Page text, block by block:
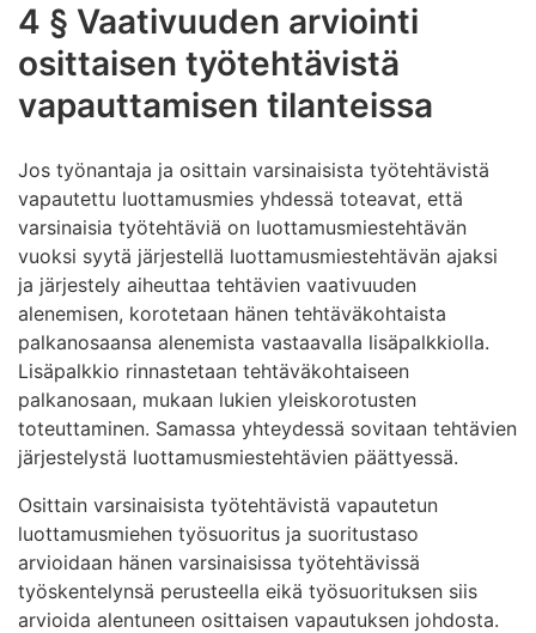
4 § Vaativuuden arviointi
osittaisen työtehtävistä
vapauttamisen tilanteissa
Jos työnantaja ja osittain varsinaisista työtehtävistä
vapautettu luottamusmies yhdessä toteavat, että
varsinaisia työtehtäviä on luottamusmiestehtävän
vuoksi syytä järjestellä luottamusmiestehtävän ajaksi
ja järjestely aiheuttaa tehtävien vaativuuden
alenemisen, korotetaan hänen tehtäväkohtaista
palkanosaansa alenemista vastaavalla lisäpalkkiolla.
Lisäpalkkio rinnastetaan tehtäväkohtaiseen
palkanosaan, mukaan lukien yleiskorotusten
toteuttaminen. Samassa yhteydessä sovitaan tehtävien
järjestelystä luottamusmiestehtävien päättyessä.
Osittain varsinaisista työtehtävistä vapautetun
luottamusmiehen työsuoritus ja suoritustaso
arvioidaan hänen varsinaisissa työtehtävissä
työskentelynsä perusteella eikä työsuorituksen siis
arvioida alentuneen osittaisen vapautuksen johdosta.